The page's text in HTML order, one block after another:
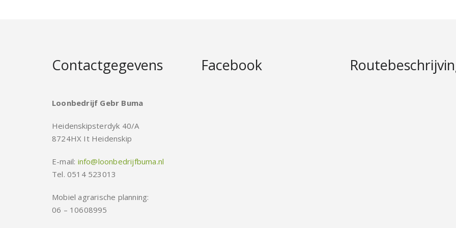
Contactgegevens
Loonbedrijf Gebr Buma
Heidenskipsterdyk 40/A
8724HX It Heidenskip
E-mail: info@loonbedrijfbuma.nl
Tel. 0514 523013
Mobiel agrarische planning:
06 – 10608995
Facebook